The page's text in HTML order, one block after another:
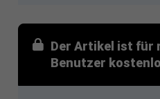
Der Artikel ist für
Benutzer